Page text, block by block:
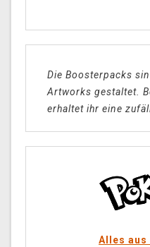
Die Boosterpacks
Artworks gestaltet.
erhaltet ihr eine
Alles aus